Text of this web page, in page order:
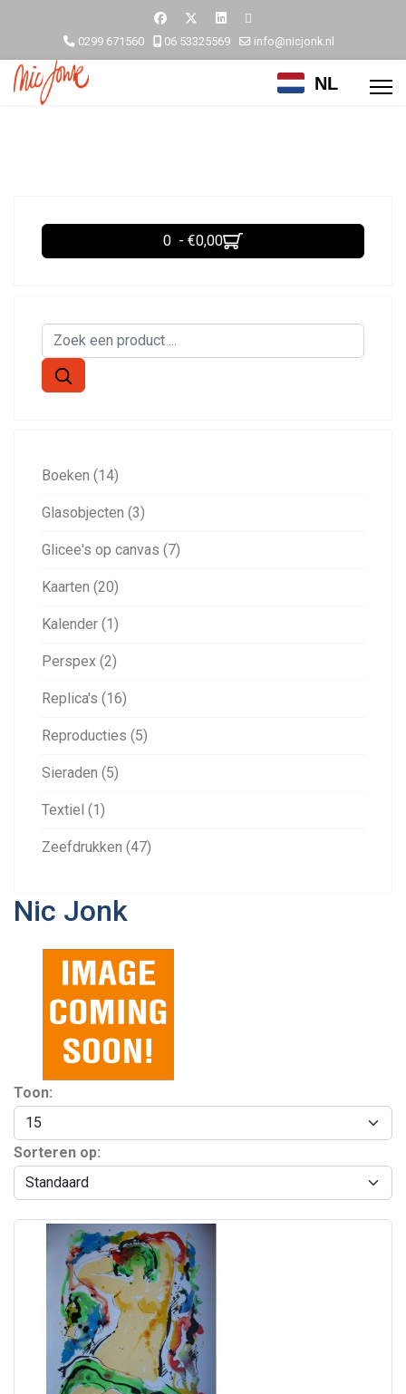
0299 671560 06 53325569 info@nicjonk.nl
NL
0 - €0,00
Boeken (14)
Glasobjecten (3)
Glicee's op canvas (7)
Kaarten (20)
Kalender (1)
Perspex (2)
Replica's (16)
Reproducties (5)
Sieraden (5)
Textiel (1)
Zeefdrukken (47)
Nic Jonk
Toon:
Sorteren op: